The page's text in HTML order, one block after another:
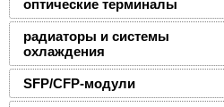
оптические терминалы
радиаторы и системы
охлаждения
SFP/CFP-модули